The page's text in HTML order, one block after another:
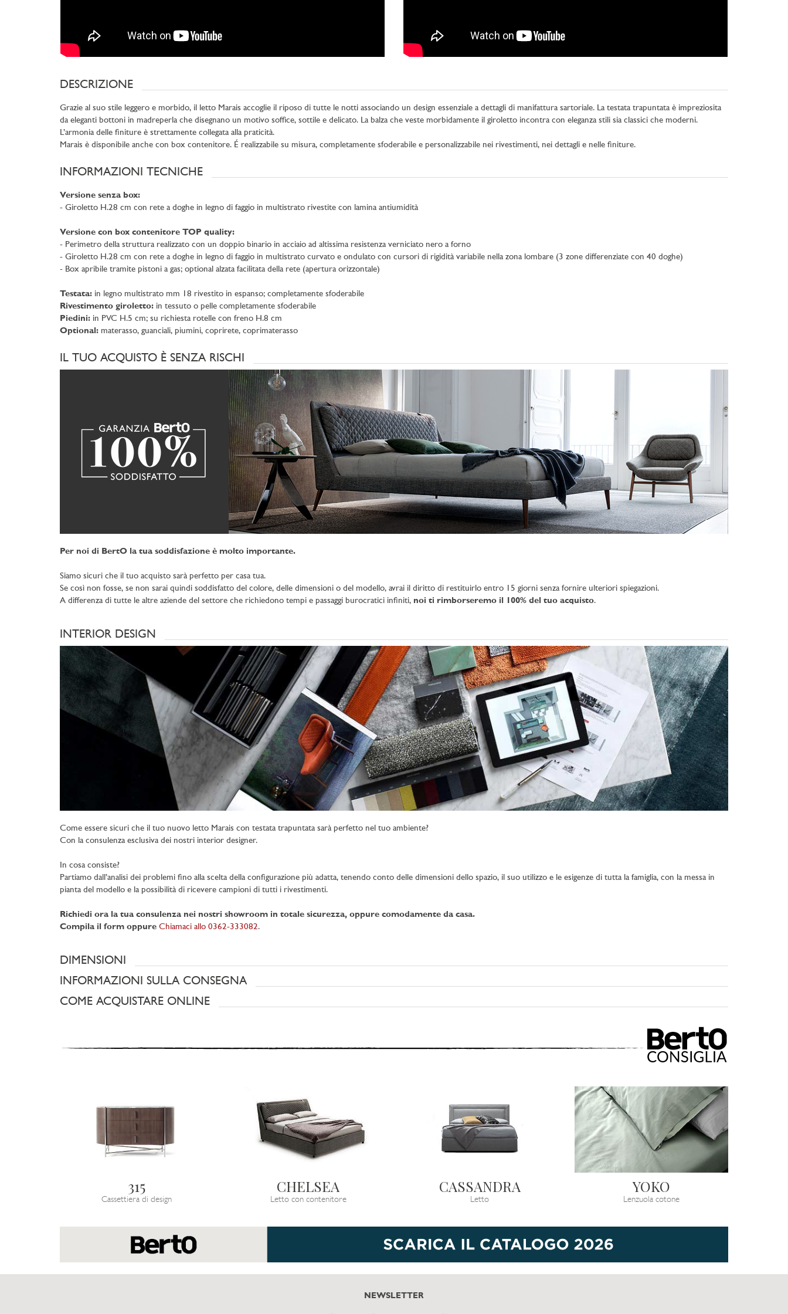
DESCRIZIONE
Grazie al suo stile leggero e morbido, il letto Marais accoglie il riposo di tutte le notti associando un design essenziale a dettagli di manifattura sartoriale. La testata trapuntata è impreziosita
da eleganti bottoni in madreperla che disegnano un motivo soffice, sottile e delicato. La balza che veste morbidamente il giroletto incontra con eleganza stili sia classici che moderni.
L’armonia delle finiture è strettamente collegata alla praticità.
Marais è disponibile anche con box contenitore. É realizzabile su misura, completamente sfoderabile e personalizzabile nei rivestimenti, nei dettagli e nelle finiture.
INFORMAZIONI TECNICHE
Versione senza box:
- Giroletto H.28 cm con rete a doghe in legno di faggio in multistrato rivestite con lamina antiumidità
Versione con box contenitore TOP quality:
- Perimetro della struttura realizzato con un doppio binario in acciaio ad altissima resistenza verniciato nero a forno
- Giroletto H.28 cm con rete a doghe in legno di faggio in multistrato curvato e ondulato con cursori di rigidità variabile nella zona lombare (3 zone differenziate con 40 doghe)
- Box apribile tramite pistoni a gas; optional alzata facilitata della rete (apertura orizzontale)
Testata: in legno multistrato mm 18 rivestito in espanso; completamente sfoderabile
Rivestimento giroletto: in tessuto o pelle completamente sfoderabile
Piedini: in PVC H.5 cm; su richiesta rotelle con freno H.8 cm
Optional: materasso, guanciali, piumini, coprirete, coprimaterasso
IL TUO ACQUISTO È SENZA RISCHI
Per noi di BertO la tua soddisfazione è molto importante.
Siamo sicuri che il tuo acquisto sarà perfetto per casa tua.
Se così non fosse, se non sarai quindi soddisfatto del colore, delle dimensioni o del modello, avrai il diritto di restituirlo entro 15 giorni senza fornire ulteriori spiegazioni.
A differenza di tutte le altre aziende del settore che richiedono tempi e passaggi burocratici infiniti, noi ti rimborseremo il 100% del tuo acquisto.
INTERIOR DESIGN
Come essere sicuri che il tuo nuovo letto Marais con testata trapuntata sarà perfetto nel tuo ambiente?
Con la consulenza esclusiva dei nostri interior designer.
In cosa consiste?
Partiamo dall’analisi dei problemi fino alla scelta della configurazione più adatta, tenendo conto delle dimensioni dello spazio, il suo utilizzo e le esigenze di tutta la famiglia, con la messa in
pianta del modello e la possibilità di ricevere campioni di tutti i rivestimenti.
Richiedi ora la tua consulenza nei nostri showroom in totale sicurezza, oppure comodamente da casa.
Compila il form oppure Chiamaci allo 0362-333082.
DIMENSIONI
INFORMAZIONI SULLA CONSEGNA
COME ACQUISTARE ONLINE
315
Cassettiera di design
CHELSEA
Letto con contenitore
CASSANDRA
Letto
YOKO
Lenzuola cotone
NEWSLETTER